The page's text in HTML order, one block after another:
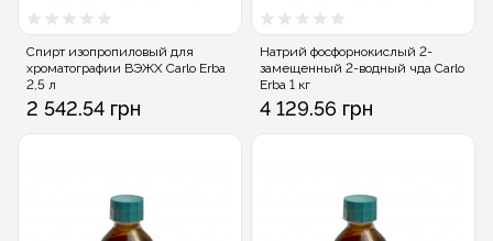
Спирт изопропиловый для
хроматографии ВЭЖХ Carlo Erba
2,5 л
2 542.54 грн
Натрий фосфорнокислый 2-
замещенный 2-водный чда Carlo
Erba 1 кг
4 129.56 грн